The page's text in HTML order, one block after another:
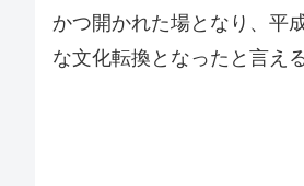
かつ開かれた場となり、平
な文化転換となったと言え